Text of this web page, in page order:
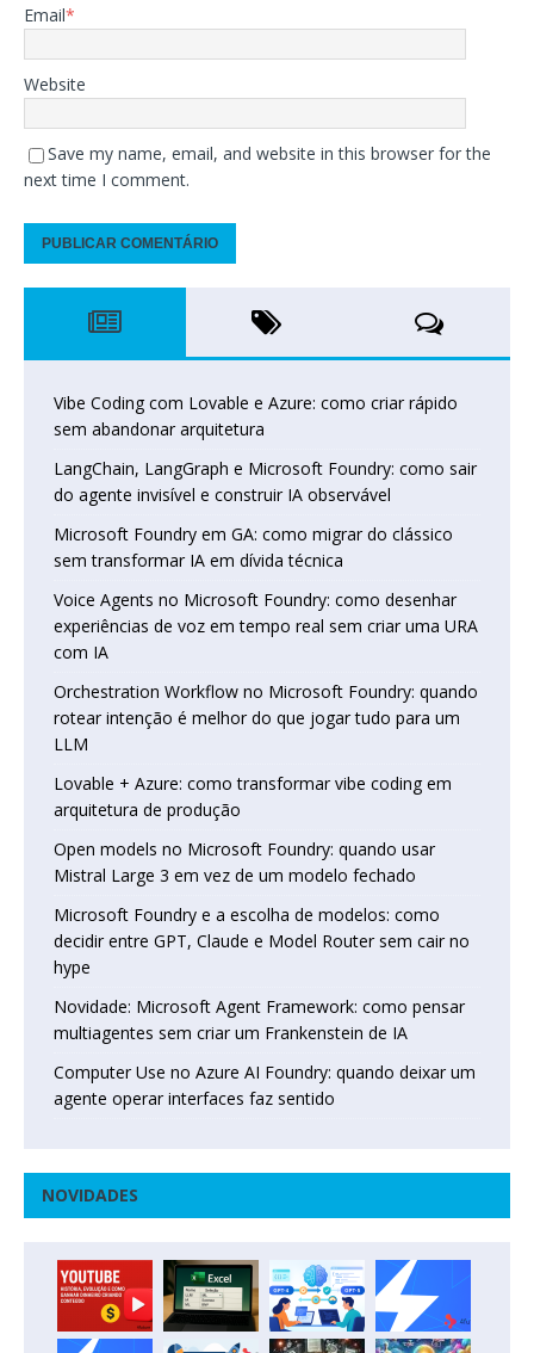
Email*
Website
Save my name, email, and website in this browser for the
next time I comment.
Vibe Coding com Lovable e Azure: como criar rápido
sem abandonar arquitetura
LangChain, LangGraph e Microsoft Foundry: como sair
do agente invisível e construir IA observável
Microsoft Foundry em GA: como migrar do clássico
sem transformar IA em dívida técnica
Voice Agents no Microsoft Foundry: como desenhar
experiências de voz em tempo real sem criar uma URA
com IA
Orchestration Workflow no Microsoft Foundry: quando
rotear intenção é melhor do que jogar tudo para um
LLM
Lovable + Azure: como transformar vibe coding em
arquitetura de produção
Open models no Microsoft Foundry: quando usar
Mistral Large 3 em vez de um modelo fechado
Microsoft Foundry e a escolha de modelos: como
decidir entre GPT, Claude e Model Router sem cair no
hype
Novidade: Microsoft Agent Framework: como pensar
multiagentes sem criar um Frankenstein de IA
Computer Use no Azure AI Foundry: quando deixar um
agente operar interfaces faz sentido
NOVIDADES